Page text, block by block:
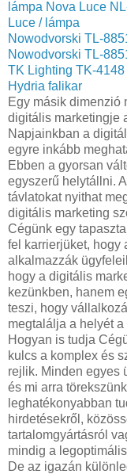
lámpa Nova Luce
Luce / lámpa
Nowodvorski TL-
Nowodvorski TL-
TK Lighting TK-
Hydria falikar
Egy másik dimenzió
digitális marketingje
Napjainkban a
egyre inkább
Ebben a gyorsan
egyszerű helytállni.
távlatokat nyithat
digitális marketing
Cégünk egy
fel karrierjüket, hogy
alkalmazzák
hogy a digitális
kezünkben, hanem
teszi, hogy
megtalálja a helyét
Hogyan is tudja
kulcs a komplex és
rejlik. Minden egyes
és mi arra
leghatékonyabban
hirdetésekről,
tartalomgyártásról
mindig a
De az igazán